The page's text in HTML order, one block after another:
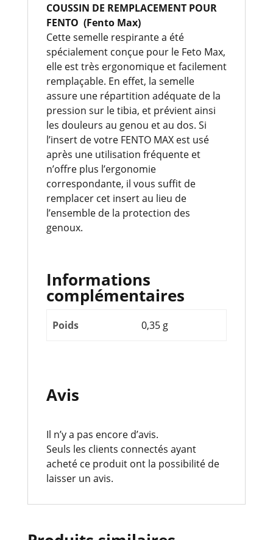
COUSSIN DE REMPLACEMENT POUR
FENTO (Fento Max)
Cette semelle respirante a été
spécialement conçue pour le Feto Max,
elle est très ergonomique et facilement
remplaçable. En effet, la semelle
assure une répartition adéquate de la
pression sur le tibia, et prévient ainsi
les douleurs au genou et au dos. Si
l’insert de votre FENTO MAX est usé
après une utilisation fréquente et
n’offre plus l’ergonomie
correspondante, il vous suffit de
remplacer cet insert au lieu de
l’ensemble de la protection des
genoux.
Informations
complémentaires
Poids 0,35 g
Avis
Il n’y a pas encore d’avis.
Seuls les clients connectés ayant
acheté ce produit ont la possibilité de
laisser un avis.